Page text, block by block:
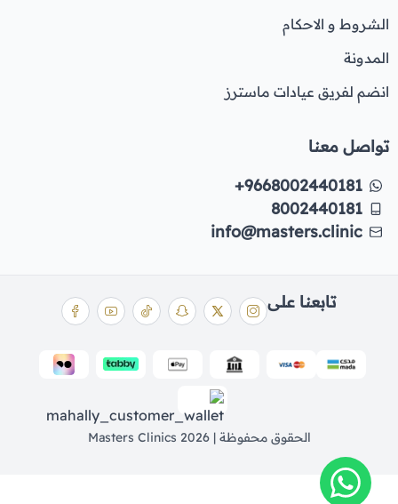
الشروط و الاحكام
المدونة
انضم لفريق عيادات ماسترز
تواصل معنا
+9668002440181
8002440181
info@masters.clinic
الحقوق محفوظة | 2026 Masters Clinics
تابعنا على